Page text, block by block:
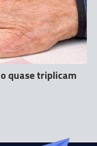
quase triplicam